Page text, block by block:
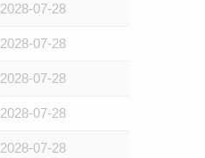
2028-07-28
2028-07-28
2028-07-28
2028-07-28
2028-07-28